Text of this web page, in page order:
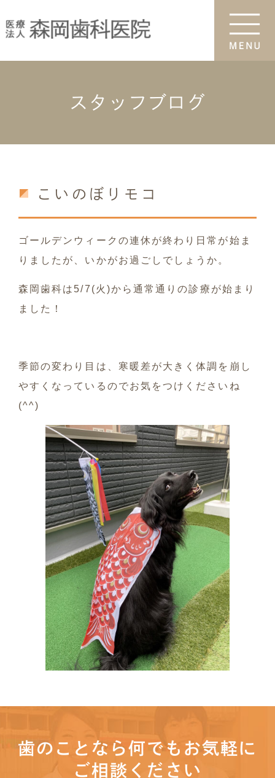
スタッフブログ
こいのぼりモコ
ゴールデンウィークの連休が終わり日常が始ま
りましたが、いかがお過ごしでしょうか。
森岡歯科は5/7(火)から通常通りの診療が始まり
ました！
季節の変わり目は、寒暖差が大きく体調を崩し
やすくなっているのでお気をつけくださいね
(^^)
歯のことなら何でもお気軽に
ご相談ください